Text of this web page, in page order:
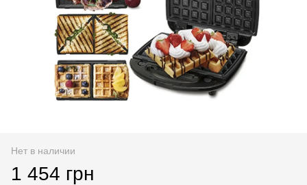
Нет в наличии
1 454 грн